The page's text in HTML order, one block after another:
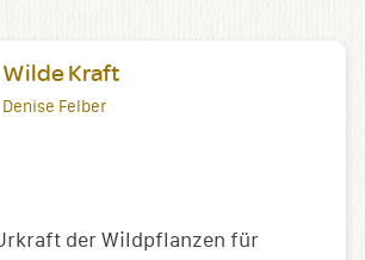
Wilde Kraft
Denise Felber
der Wildpflanzen für